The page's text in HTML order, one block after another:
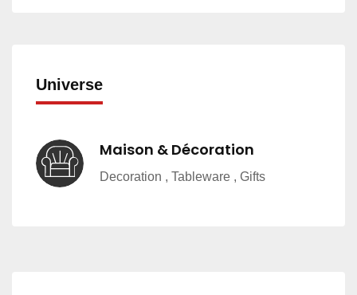
Universe
Maison & Décoration
Decoration , Tableware , Gifts